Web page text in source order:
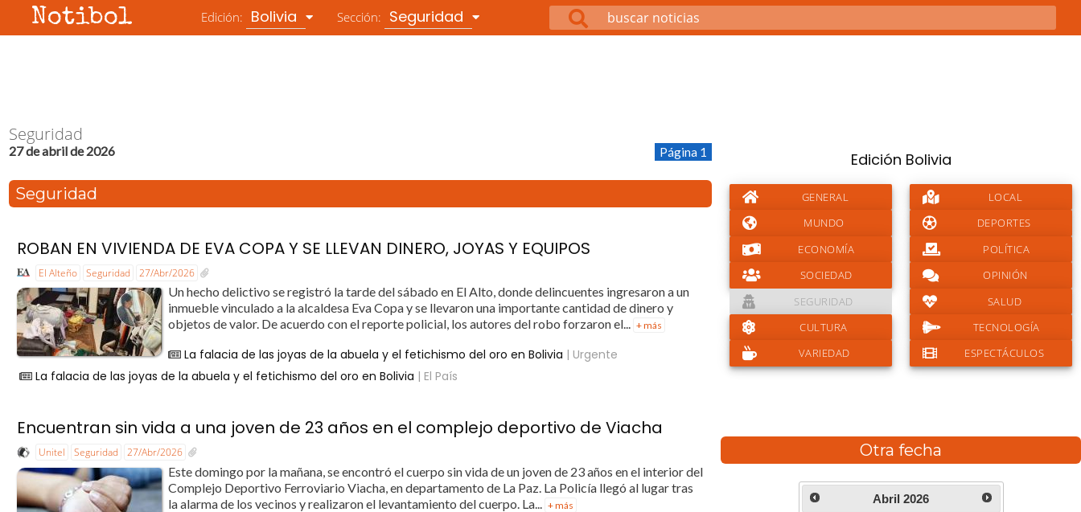
Notibol Edición: Bolivia Sección: Seguridad
Seguridad
27 de abril de 2026 Página 1
Seguridad
ROBAN EN VIVIENDA DE EVA COPA Y SE LLEVAN DINERO, JOYAS Y EQUIPOS
El Alteño Seguridad 27/Abr/2026
Un hecho delictivo se registró la tarde del sábado en El Alto, donde delincuentes ingresaron a un
inmueble vinculado a la alcaldesa Eva Copa y se llevaron una importante cantidad de dinero y
objetos de valor. De acuerdo con el reporte policial, los autores del robo forzaron el... + más
La falacia de las joyas de la abuela y el fetichismo del oro en Bolivia | Urgente
La falacia de las joyas de la abuela y el fetichismo del oro en Bolivia | El País
Encuentran sin vida a una joven de 23 años en el complejo deportivo de Viacha
Unitel Seguridad 27/Abr/2026
Este domingo por la mañana, se encontró el cuerpo sin vida de un joven de 23 años en el interior del
Complejo Deportivo Ferroviario Viacha, en departamento de La Paz. La Policía llegó al lugar tras
la alarma de los vecinos y realizaron el levantamiento del cuerpo. La...
+ más
Edición Bolivia
GENERAL
LOCAL
MUNDO
DEPORTES
ECONOMÍA
POLÍTICA
SOCIEDAD
OPINIÓN
SEGURIDAD
SALUD
CULTURA
TECNOLOGÍA
VARIEDAD
ESPECTÁCULOS
Otra fecha
Abril 2026